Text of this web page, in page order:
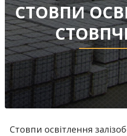
СТОВПИ
Стовпи освітлення